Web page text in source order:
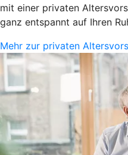
mit einer privaten
ganz entspannt auf Ihren
Mehr zur privaten